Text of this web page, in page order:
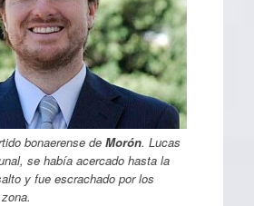
bonaerense deMorón. Lucas
se había acercado hasta la
y fue escrachado por los